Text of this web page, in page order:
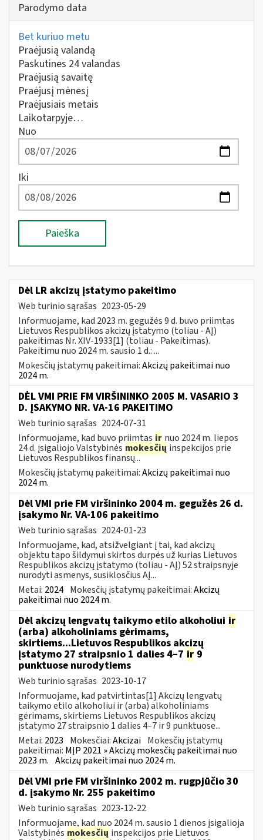
Parodymo data
Bet kuriuo metu
Praėjusią valandą
Paskutines 24 valandas
Praėjusią savaitę
Praėjusį mėnesį
Praėjusiais metais
Laikotarpyje…
Nuo
Iki
Paieška
Dėl LR akcizų įstatymo pakeitimo
Web turinio sąrašas 2023-05-29
Informuojame, kad 2023 m. gegužės 9 d. buvo priimtas
Lietuvos Respublikos akcizų įstatymo (toliau - AĮ)
pakeitimas Nr. XIV-1933[1] (toliau - Pakeitimas).
Pakeitimu nuo 2024 m. sausio 1 d.: ...
Mokesčių įstatymų pakeitimai:Akcizų pakeitimai nuo
2024 m.
DĖL VMI PRIE FM VIRŠININKO 2005 M. VASARIO 3
D. ĮSAKYMO NR. VA-16 PAKEITIMO
Web turinio sąrašas 2024-07-31
Informuojame, kad buvo priimtas ir nuo 2024 m. liepos
24 d. įsigaliojo Valstybinės mokesčių inspekcijos prie
Lietuvos Respublikos finansų...
Mokesčių įstatymų pakeitimai:Akcizų pakeitimai nuo
2024 m.
Dėl VMI prie FM viršininko 2004 m. gegužės 26 d.
įsakymo Nr. VA-106 pakeitimo
Web turinio sąrašas 2024-01-23
Informuojame, kad, atsižvelgiant į tai, kad akcizų
objektu tapo šildymui skirtos durpės už kurias Lietuvos
Respublikos akcizų įstatymo (toliau - AĮ) 52 straipsnyje
nurodyti asmenys, susiklosčius AĮ...
Metai: 2024 Mokesčių įstatymų pakeitimai:Akcizų
pakeitimai nuo 2024 m.
Dėl akcizų lengvatų taikymo etilo alkoholiui ir
(arba) alkoholiniams gėrimams,
skirtiems...Lietuvos Respublikos akcizų
įstatymo 27 straipsnio 1 dalies 4–7 ir 9
punktuose nurodytiems
Web turinio sąrašas 2023-10-17
Informuojame, kad patvirtintas[1] Akcizų lengvatų
taikymo etilo alkoholiui ir (arba) alkoholiniams
gėrimams, skirtiems Lietuvos Respublikos akcizų
įstatymo 27 straipsnio 1 dalies 4–7 ir 9 punktuose...
Metai: 2023 Mokesčiai:Akcizai Mokesčių įstatymų
pakeitimai: MĮP 2021 » Akcizų mokesčių pakeitimai nuo
2023 m. Akcizų pakeitimai nuo 2024 m.
Dėl VMI prie FM viršininko 2002 m. rugpjūčio 30
d. įsakymo Nr. 255 pakeitimo
Web turinio sąrašas 2023-12-22
Informuojame, kad nuo 2024 m. sausio 1 dienos įsigalioja
Valstybinės mokesčių inspekcijos prie Lietuvos